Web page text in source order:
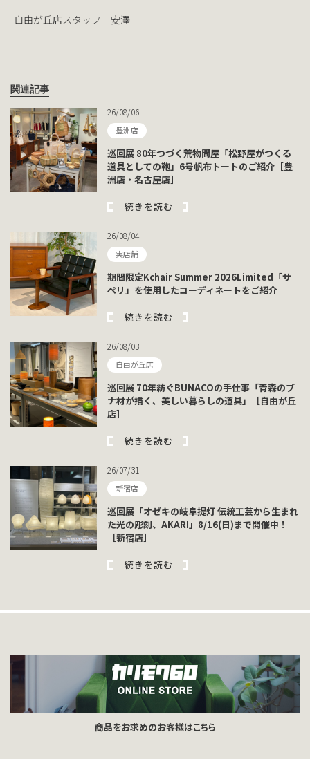
自由が丘店スタッフ 安澤
関連記事
26/08/06
豊洲店
巡回展 80年つづく荒物問屋「松野屋がつくる
道具としての鞄」6号帆布トートのご紹介［豊
洲店・名古屋店］
続きを読む
26/08/04
実店舗
期間限定Kchair Summer 2026Limited「サ
ペリ」を使用したコーディネートをご紹介
続きを読む
26/08/03
自由が丘店
巡回展 70年紡ぐBUNACOの手仕事「青森のブ
ナ材が描く、美しい暮らしの道具」［自由が丘
店］
続きを読む
26/07/31
新宿店
巡回展「オゼキの岐阜提灯 伝統工芸から生まれ
た光の彫刻、AKARI」8/16(日)まで開催中！
［新宿店］
続きを読む
商品をお求めのお客様はこちら